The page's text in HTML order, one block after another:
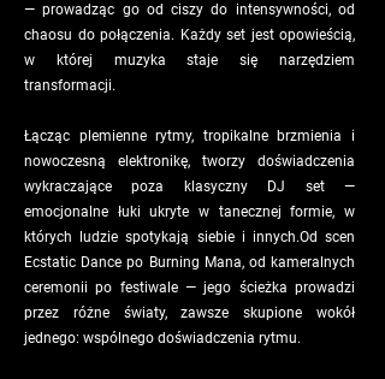
— prowadząc go od ciszy do intensywności, od
chaosu do połączenia. Każdy set jest opowieścią,
w której muzyka staje się narzędziem
transformacji.
Łącząc plemienne rytmy, tropikalne brzmienia i
nowoczesną elektronikę, tworzy doświadczenia
wykraczające poza klasyczny DJ set —
emocjonalne łuki ukryte w tanecznej formie, w
których ludzie spotykają siebie i innych.Od scen
Ecstatic Dance po Burning Mana, od kameralnych
ceremonii po festiwale — jego ścieżka prowadzi
przez różne światy, zawsze skupione wokół
jednego: wspólnego doświadczenia rytmu.